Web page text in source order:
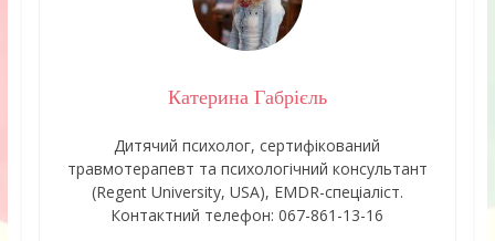
Катерина Габрієль
Дитячий психолог, сертифікований
травмотерапевт та психологічний консультант
(Regent University, USA), EMDR-спеціаліст.
Контактний телефон: 067-861-13-16